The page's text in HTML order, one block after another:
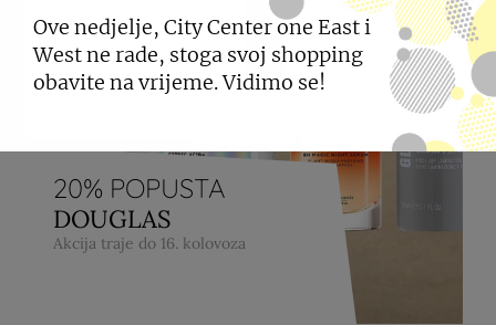
20% POPUSTA
DOUGLAS
Akcija traje do 16. kolovoza
Ove nedjelje, City Center one East i
West ne rade, stoga svoj shopping
obavite na vrijeme. Vidimo se!